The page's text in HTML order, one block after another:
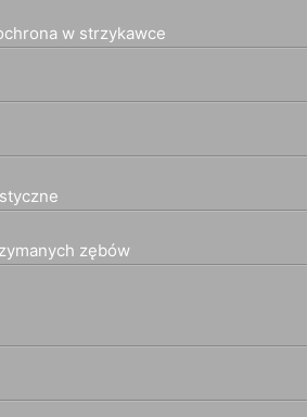
w strzykawce
zębów